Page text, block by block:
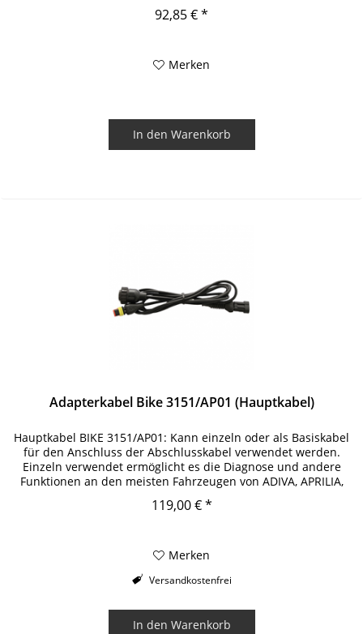
92,85 € *
Merken
In den Warenkorb
Adapterkabel Bike 3151/AP01 (Hauptkabel)
Hauptkabel BIKE 3151/AP01: Kann einzeln oder als Basiskabel
für den Anschluss der Abschlusskabel verwendet werden.
Einzeln verwendet ermöglicht es die Diagnose und andere
Funktionen an den meisten Fahrzeugen von ADIVA, APRILIA,
CFMOTO,...
119,00 € *
Merken
Versandkostenfrei
In den Warenkorb